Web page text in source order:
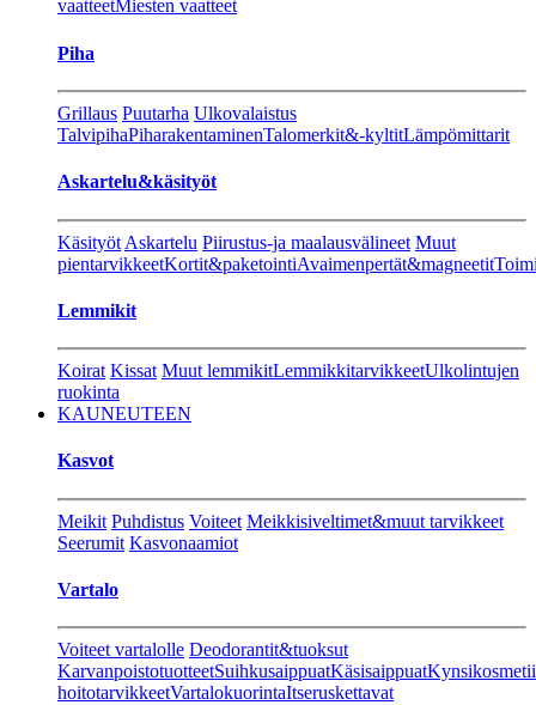
vaatteetMiesten vaatteet
Piha
Grillaus Puutarha Ulkovalaistus
TalvipihaPiharakentaminenTalomerkit&-kyltitLämpömittarit
Askartelu&käsityöt
Käsityöt Askartelu Piirustus-ja maalausvälineet Muut
pientarvikkeetKortit&paketointiAvaimenpertät&magneetit
Lemmikit
Koirat Kissat Muut lemmikitLemmikkitarvikkeetUlkolintujen
ruokinta
KAUNEUTEEN
Kasvot
Meikit Puhdistus Voiteet Meikkisiveltimet&muut tarvikkeet
Seerumit Kasvonaamiot
Vartalo
Voiteet vartalolle Deodorantit&tuoksut
KarvanpoistotuotteetSuihkusaippuatKäsisaippuat
hoitotarvikkeetVartalokuorintaItseruskettavat